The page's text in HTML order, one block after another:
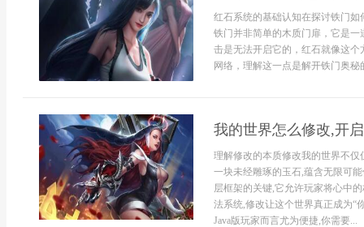
红石系统的基础认知在探讨铁门
铁门并非简单的木质门扉，它是
击是无法开启它的，红石就像这
网络，理解这一点是解开铁门奥秘
我的世界怎么修改,开
理解修改的本质修改我的世界不
一块未经雕琢的玉石,蕴含无限可
层框架的关键,它允许玩家将心中
法系统,修改让这个世界真正成为“
Java版玩家而言尤为便捷,你需要...